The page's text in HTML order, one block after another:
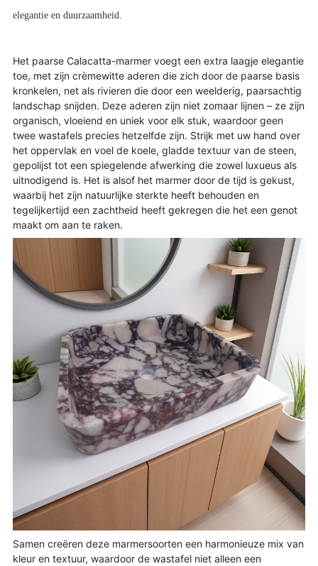
elegantie en duurzaamheid.
Het paarse Calacatta-marmer voegt een extra laagje elegantie
toe, met zijn crèmewitte aderen die zich door de paarse basis
kronkelen, net als rivieren die door een weelderig, paarsachtig
landschap snijden. Deze aderen zijn niet zomaar lijnen – ze zijn
organisch, vloeiend en uniek voor elk stuk, waardoor geen
twee wastafels precies hetzelfde zijn. Strijk met uw hand over
het oppervlak en voel de koele, gladde textuur van de steen,
gepolijst tot een spiegelende afwerking die zowel luxueus als
uitnodigend is. Het is alsof het marmer door de tijd is gekust,
waarbij het zijn natuurlijke sterkte heeft behouden en
tegelijkertijd een zachtheid heeft gekregen die het een genot
maakt om aan te raken.
Samen creëren deze marmersoorten een harmonieuze mix van
kleur en textuur, waardoor de wastafel niet alleen een